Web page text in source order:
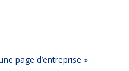
page d’entreprise »